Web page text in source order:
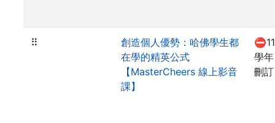
⠿
創造個人優勢：哈佛學生都
在學的精英公式
【MasterCheers 線上影音
課】
學年
刪訂